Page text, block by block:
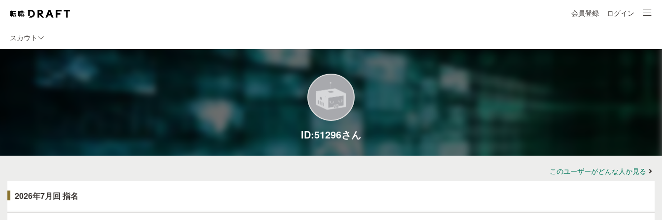
会員登録 ログイン
スカウト
ID:51296さん
このユーザーがどんな人か見る
2026年7月回 指名